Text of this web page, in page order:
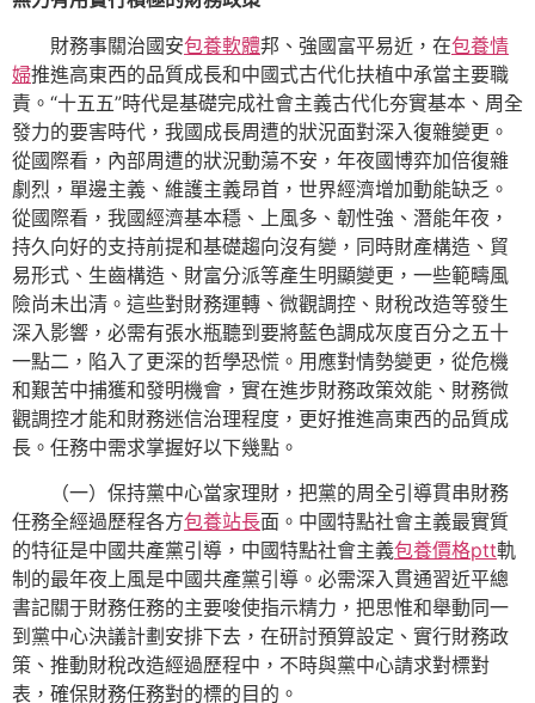
財務事關治國安包養軟體邦、強國富平易近，在包養情
婦推進高東西的品質成長和中國式古代化扶植中承當主要職
責。“十五五”時代是基礎完成社會主義古代化夯實基本、周全
發力的要害時代，我國成長周遭的狀況面對深入復雜變更。
從國際看，內部周遭的狀況動蕩不安，年夜國博弈加倍復雜
劇烈，單邊主義、維護主義昂首，世界經濟增加動能缺乏。
從國際看，我國經濟基本穩、上風多、韌性強、潛能年夜，
持久向好的支持前提和基礎趨向沒有變，同時財產構造、貿
易形式、生齒構造、財富分派等產生明顯變更，一些範疇風
險尚未出清。這些對財務運轉、微觀調控、財稅改造等發生
深入影響，必需有張水瓶聽到要將藍色調成灰度百分之五十
一點二，陷入了更深的哲學恐慌。用應對情勢變更，從危機
和艱苦中捕獲和發明機會，實在進步財務政策效能、財務微
觀調控才能和財務迷信治理程度，更好推進高東西的品質成
長。任務中需求掌握好以下幾點。
（一）保持黨中心當家理財，把黨的周全引導貫串財務
任務全經過歷程各方包養站長面。中國特點社會主義最實質
的特征是中國共產黨引導，中國特點社會主義包養價格ptt軌
制的最年夜上風是中國共產黨引導。必需深入貫通習近平總
書記關于財務任務的主要唆使指示精力，把思惟和舉動同一
到黨中心決議計劃安排下去，在研討預算設定、實行財務政
策、推動財稅改造經過歷程中，不時與黨中心請求對標對
表，確保財務任務對的標的目的。